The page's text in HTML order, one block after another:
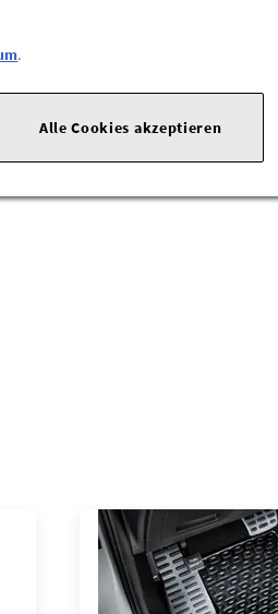
ZUM
|Webseite:https://www.opel.de
.
Alle Cookies akzeptieren